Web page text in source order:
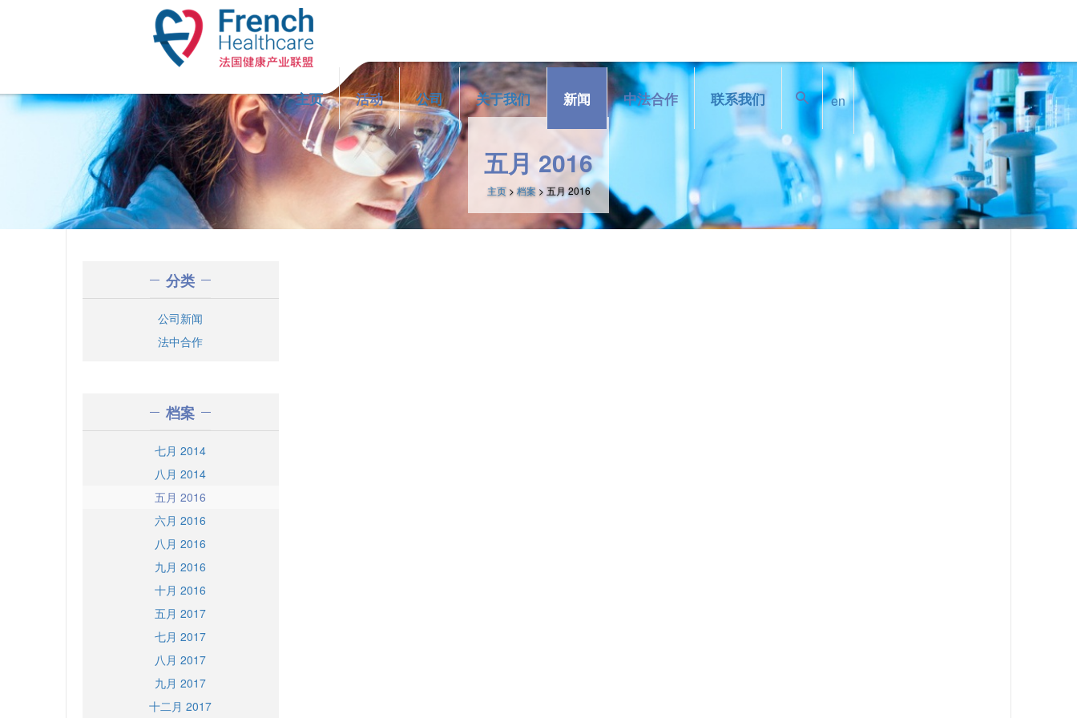
主页 活动 公司 关于我们 新闻 中法合作 联系我们 en
五月 2016
主页> 档案> 五月 2016
分类
公司新闻
法中合作
档案
七月 2014
八月 2014
五月 2016
六月 2016
八月 2016
九月 2016
十月 2016
五月 2017
七月 2017
八月 2017
九月 2017
十二月 2017